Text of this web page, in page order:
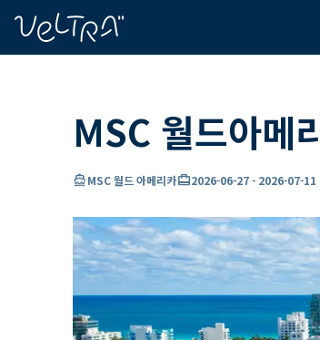
MSC 월드아메
directions_boatMSC 월드 아메리카card_travel2026-06-27- 2026-07-11